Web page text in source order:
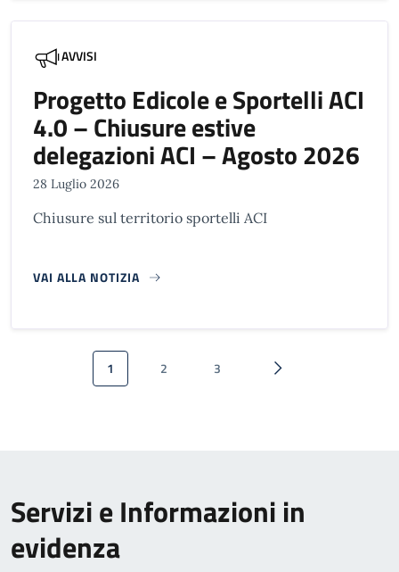
AVVISI
Progetto Edicole e Sportelli ACI
4.0 – Chiusure estive
delegazioni ACI – Agosto 2026
28 Luglio 2026
Chiusure sul territorio sportelli ACI
VAI ALLA NOTIZIA
Paginazione
Pagina attuale
1 Pagina
2 Pagina
3 Pagina successiva
Servizi e Informazioni in
evidenza